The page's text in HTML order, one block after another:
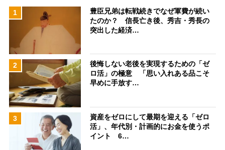
1
豊臣兄弟は転戦続きでなぜ軍費が続い
たのか？ 信長亡き後、秀吉・秀長の
突出した経済…
2
後悔しない老後を実現するための「ゼ
ロ活」の極意 「思い入れある品こそ
早めに手放す…
3
資産をゼロにして最期を迎える「ゼロ
活」、年代別・計画的にお金を使うポ
イント 6…